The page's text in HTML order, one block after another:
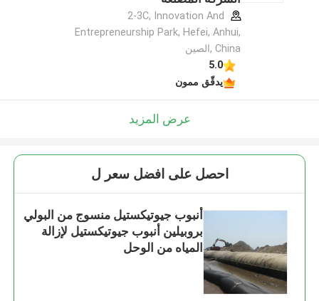
2-3C, Innovation And
Entrepreneurship Park, Hefei, Anhui,
China ,الصين
5.0
يدقّق ممون
عرض المزيد
احصل على افضل سعر ل
أنبوب جيوتيكستيل منسوج من البولي
بروبيلين أنبوب جيوتيكستيل لإزالة
المياه من الوحل